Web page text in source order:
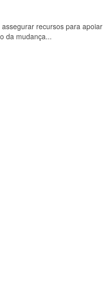
recursos para apoiar
da mudança...